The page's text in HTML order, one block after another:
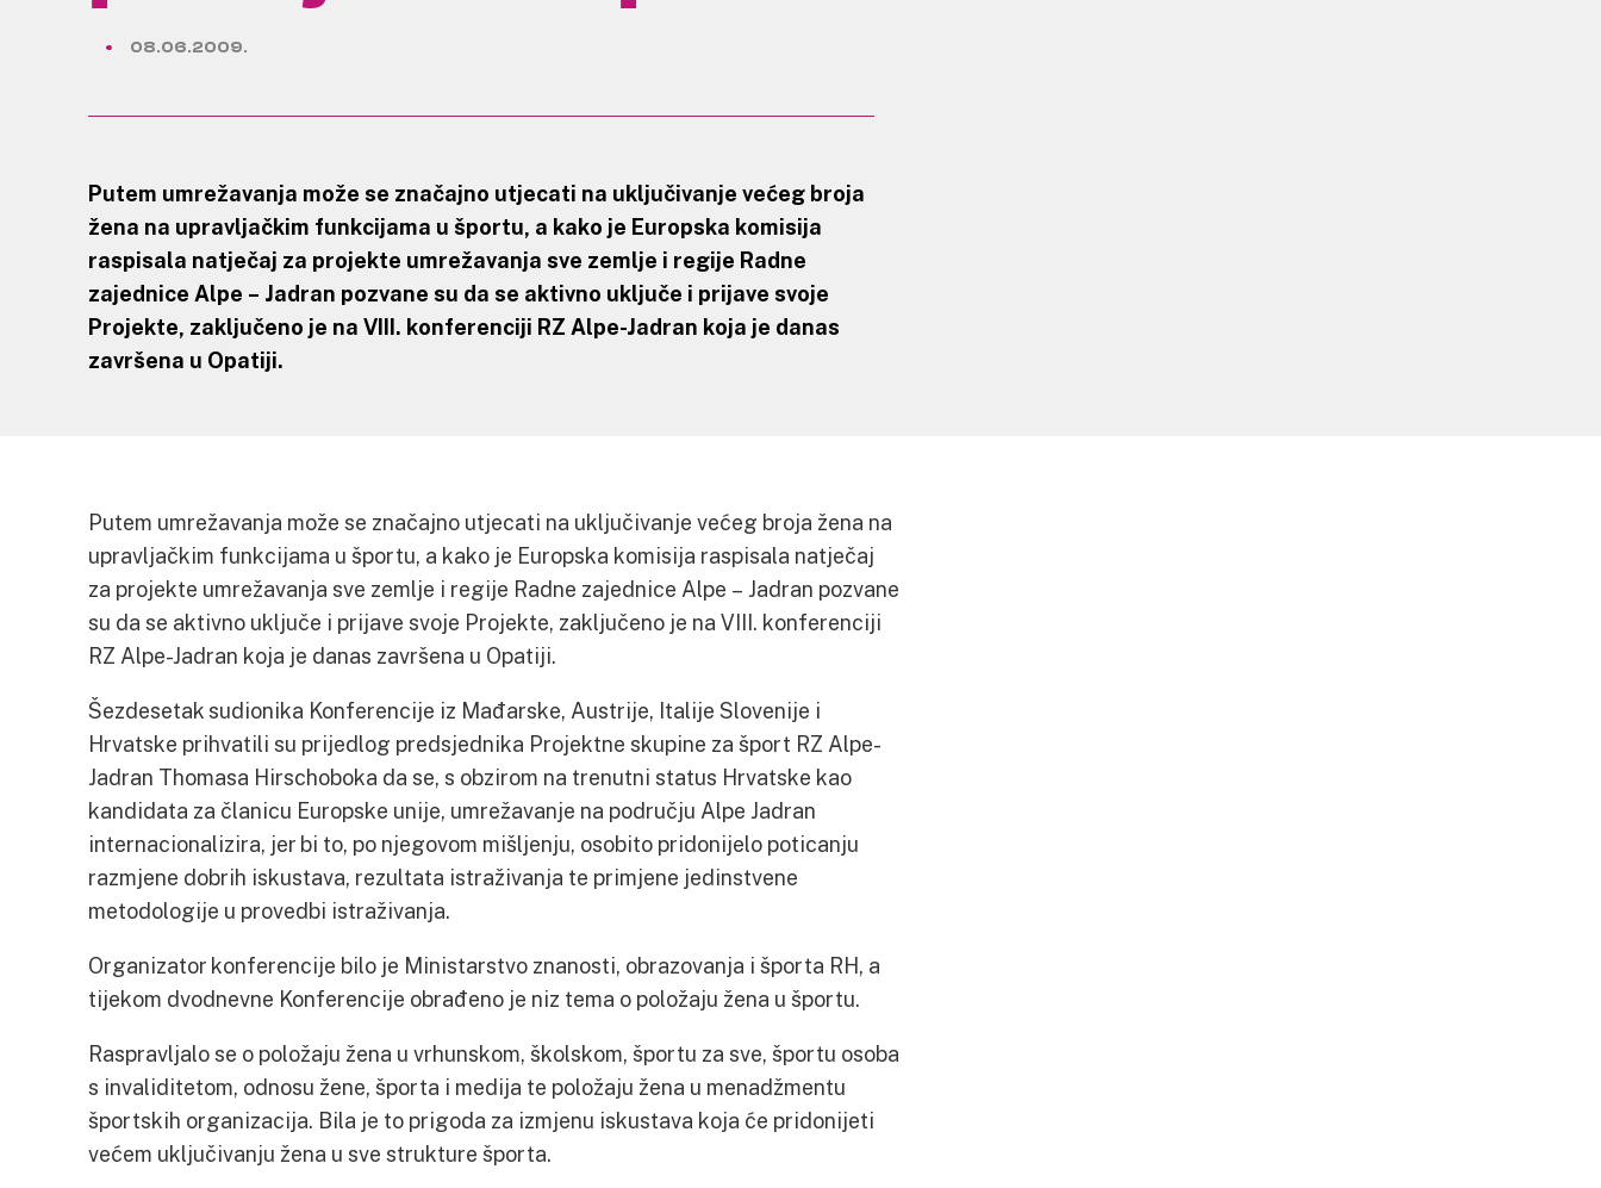
08.06.2009.
Putem umrežavanja može se značajno utjecati na uključivanje većeg broja
žena na upravljačkim funkcijama u športu, a kako je Europska komisija
raspisala natječaj za projekte umrežavanja sve zemlje i regije Radne
zajednice Alpe – Jadran pozvane su da se aktivno uključe i prijave svoje
Projekte, zaključeno je na VIII. konferenciji RZ Alpe-Jadran koja je danas
završena u Opatiji.
Putem umrežavanja može se značajno utjecati na uključivanje većeg broja žena na
upravljačkim funkcijama u športu, a kako je Europska komisija raspisala natječaj
za projekte umrežavanja sve zemlje i regije Radne zajednice Alpe – Jadran pozvane
su da se aktivno uključe i prijave svoje Projekte, zaključeno je na VIII. konferenciji
RZ Alpe-Jadran koja je danas završena u Opatiji.
Šezdesetak sudionika Konferencije iz Mađarske, Austrije, Italije Slovenije i
Hrvatske prihvatili su prijedlog predsjednika Projektne skupine za šport RZ Alpe-
Jadran Thomasa Hirschoboka da se, s obzirom na trenutni status Hrvatske kao
kandidata za članicu Europske unije, umrežavanje na području Alpe Jadran
internacionalizira, jer bi to, po njegovom mišljenju, osobito pridonijelo poticanju
razmjene dobrih iskustava, rezultata istraživanja te primjene jedinstvene
metodologije u provedbi istraživanja.
Organizator konferencije bilo je Ministarstvo znanosti, obrazovanja i športa RH, a
tijekom dvodnevne Konferencije obrađeno je niz tema o položaju žena u športu.
Raspravljalo se o položaju žena u vrhunskom, školskom, športu za sve, športu osoba
s invaliditetom, odnosu žene, športa i medija te položaju žena u menadžmentu
športskih organizacija. Bila je to prigoda za izmjenu iskustava koja će pridonijeti
većem uključivanju žena u sve strukture športa.